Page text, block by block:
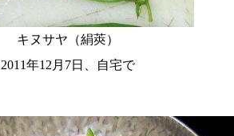
キヌサヤ（絹莢）
2011年12月7日、自宅で